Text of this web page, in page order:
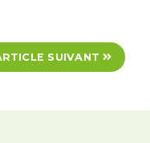
SUIVANT